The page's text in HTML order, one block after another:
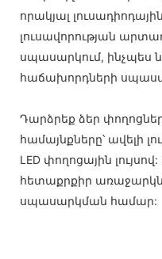
որակյալ
լուսավորության
սպասարկում, ինչպես
հաճախորդների
Դարձրեք ձեր
համայնքները՝ ավելի
LED փողոցային
հետաքրքիր
սպասարկման համար: